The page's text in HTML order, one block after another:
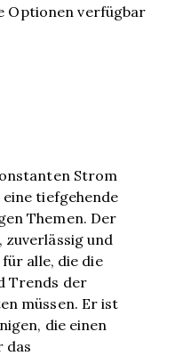
Optionen verfügbar
Strom
tiefgehende
Themen. Der
und
alle, die die
Trends der
müssen. Er ist
die einen
das